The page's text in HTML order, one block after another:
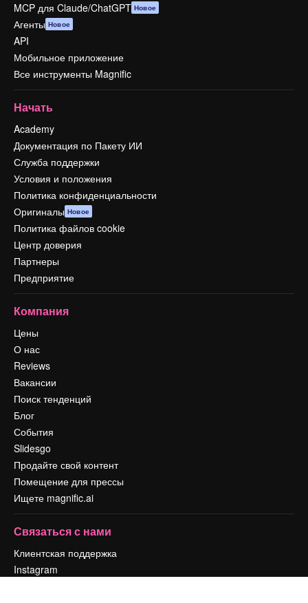
MCP для Claude/ChatGPT Новое
Агенты Новое
API
Мобильное приложение
Все инструменты Magnific
Начать
Academy
Документация по Пакету ИИ
Служба поддержки
Условия и положения
Политика конфиденциальности
Оригиналы Новое
Политика файлов cookie
Центр доверия
Партнеры
Предприятие
Компания
Цены
О нас
Reviews
Вакансии
Поиск тенденций
Блог
События
Slidesgo
Продайте свой контент
Помещение для прессы
Ищете magnific.ai
Связаться с нами
Клиентская поддержка
Instagram